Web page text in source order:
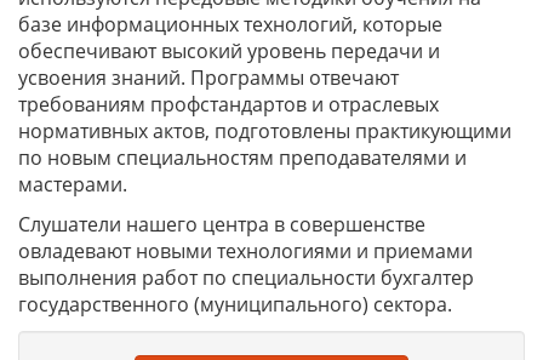
базе информационных технологий, которые
обеспечивают высокий уровень передачи и
усвоения знаний. Программы отвечают
требованиям профстандартов и отраслевых
нормативных актов, подготовлены практикующими
по новым специальностям преподавателями и
мастерами.
Слушатели нашего центра в совершенстве
овладевают новыми технологиями и приемами
выполнения работ по специальности бухгалтер
государственного (муниципального) сектора.